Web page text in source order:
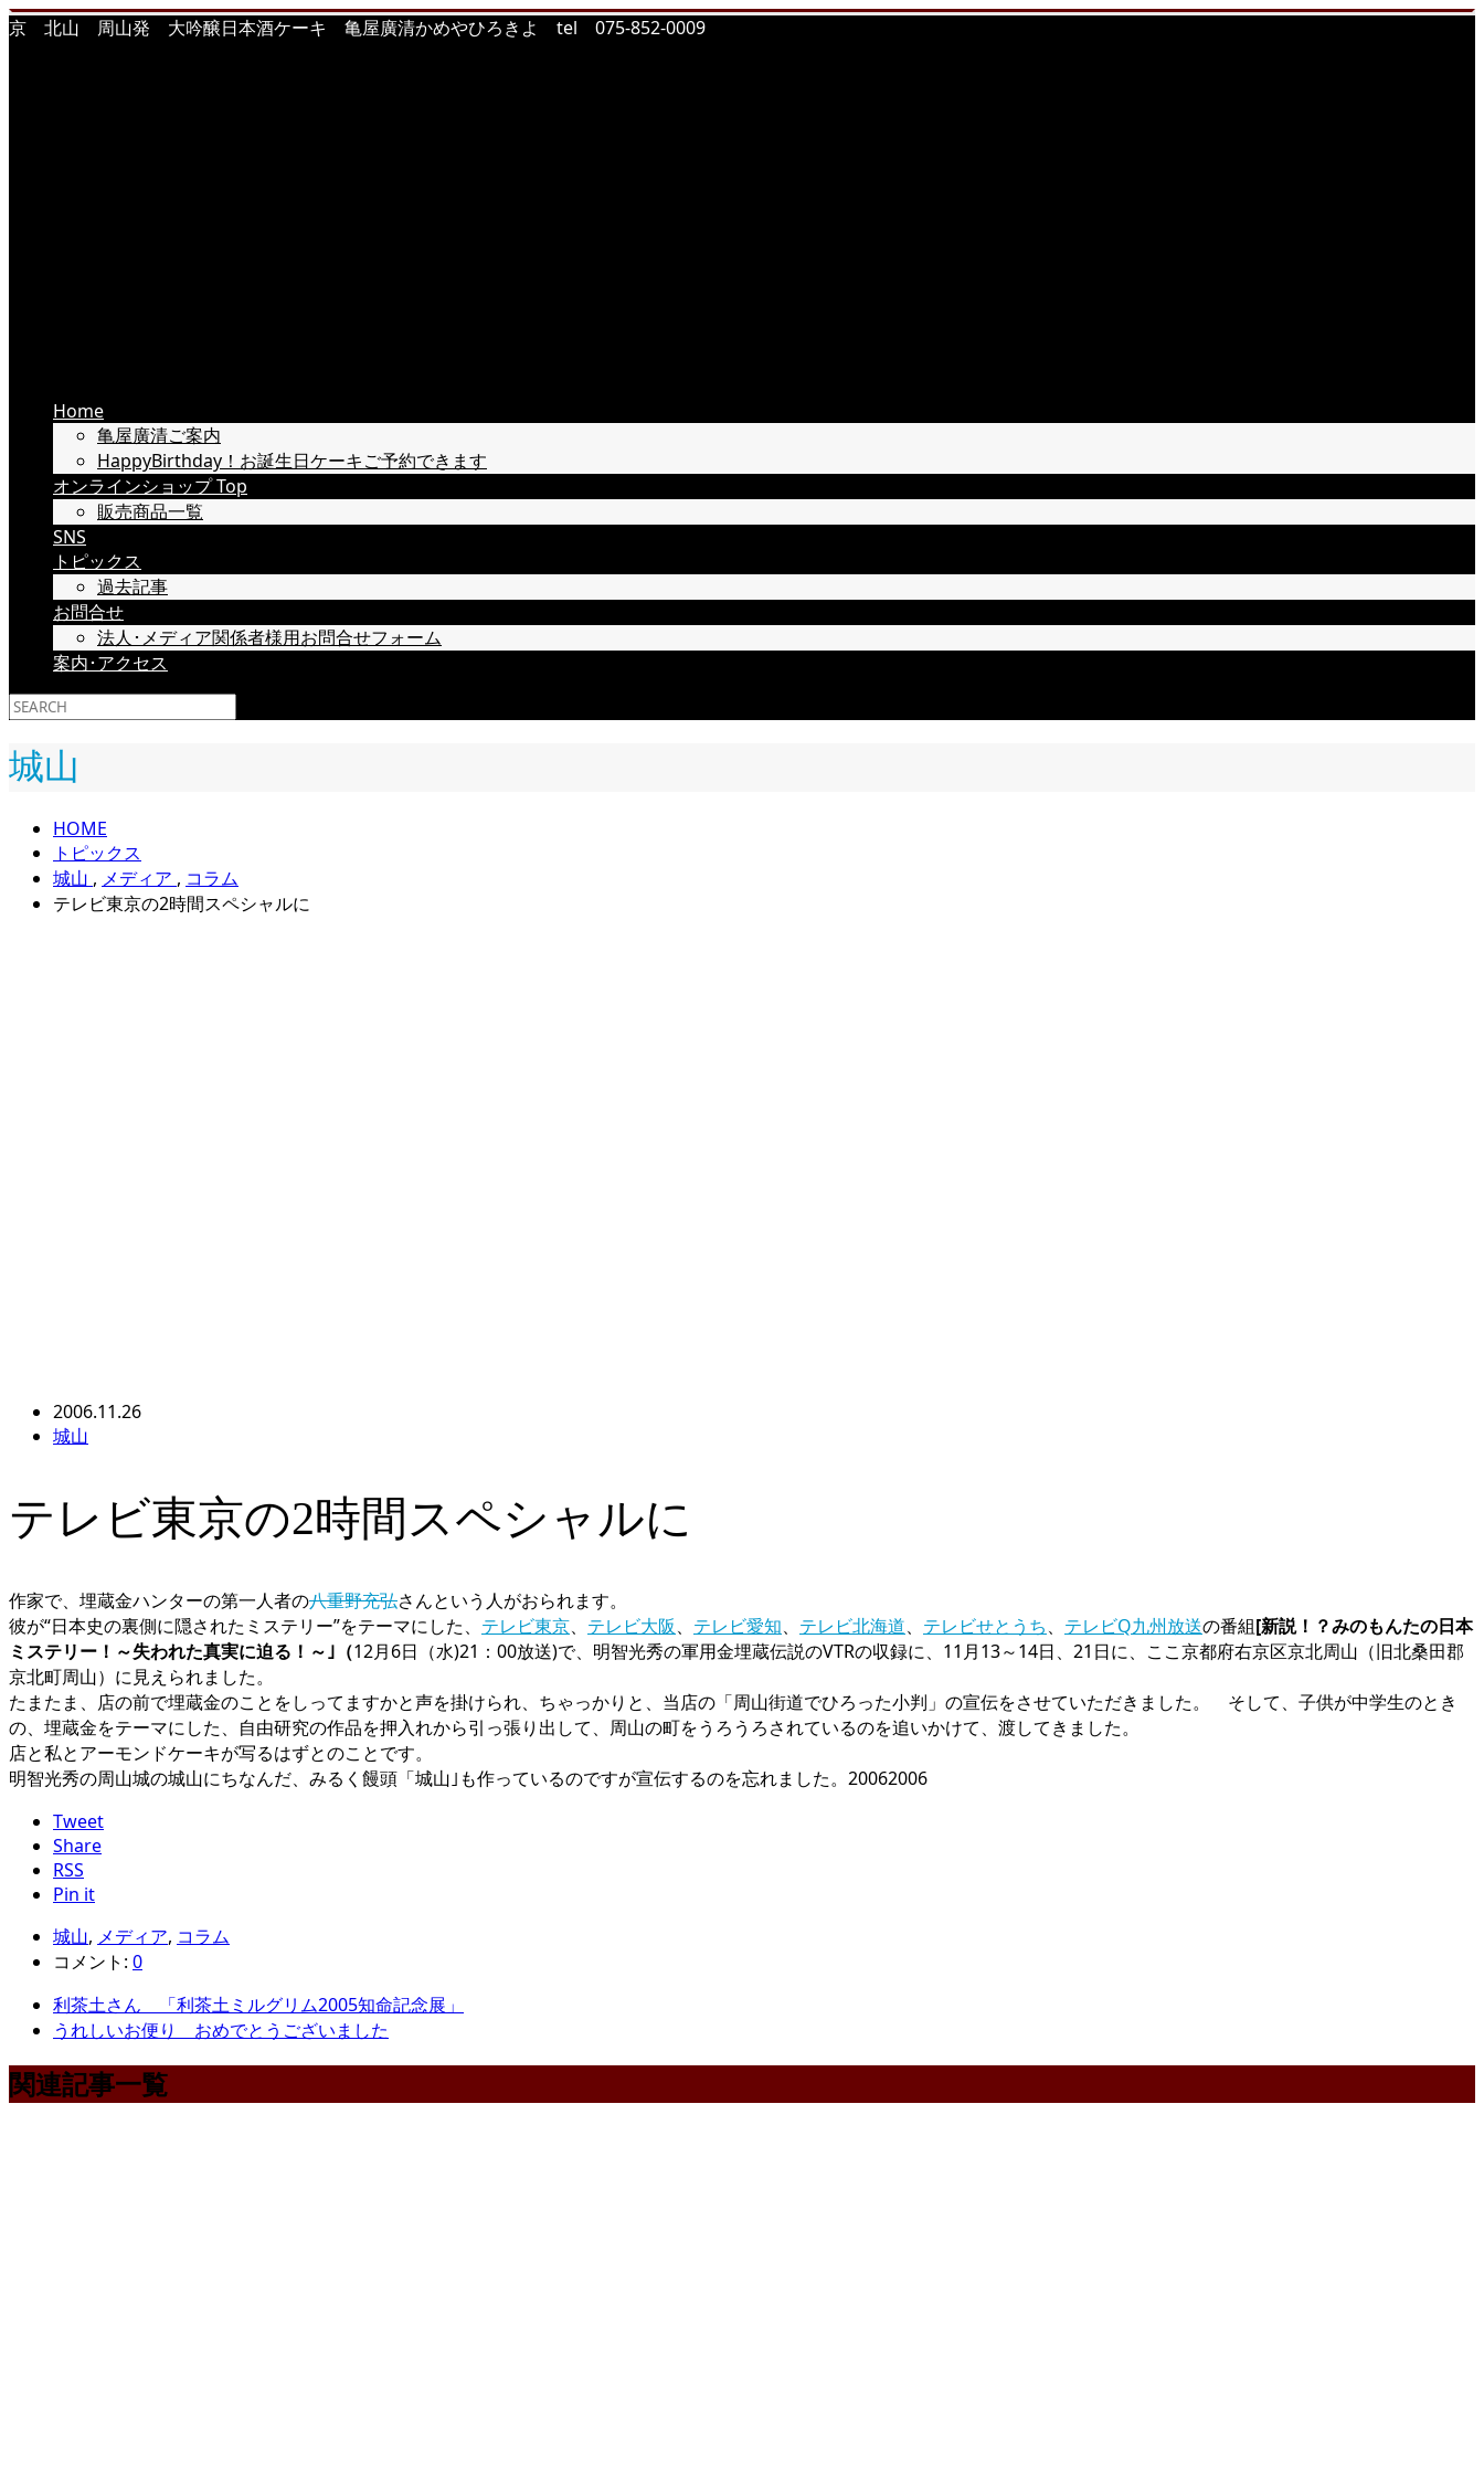
京 北山 周山発 大吟醸日本酒ケーキ 亀屋廣清かめやひろきよ tel 075-852-0009
Home
亀屋廣清ご案内
HappyBirthday！お誕生日ケーキご予約できます
オンラインショップ Top
販売商品一覧
SNS
トピックス
過去記事
お問合せ
法人･メディア関係者様用お問合せフォーム
案内･アクセス
城山
HOME
トピックス
城山 , メディア , コラム
テレビ東京の2時間スペシャルに
2006.11.26
城山
テレビ東京の2時間スペシャルに
作家で、埋蔵金ハンターの第一人者の八重野充弘さんという人がおられます。
彼が“日本史の裏側に隠されたミステリー”をテーマにした、 テレビ東京、 テレビ大阪、 テレビ愛知、 テレビ北海道、 テレビせとうち、 テレビQ九州放送の番組[新説！？みのもんたの日本
ミステリー！～失われた真実に迫る！～｣（12月6日（水)21：00放送)で、明智光秀の軍用金埋蔵伝説のVTRの収録に、11月13～14日、21日に、ここ京都府右京区京北周山（旧北桑田郡
京北町周山）に見えられました。
たまたま、店の前で埋蔵金のことをしってますかと声を掛けられ、ちゃっかりと、当店の「周山街道でひろった小判」の宣伝をさせていただきました。 そして、子供が中学生のとき
の、埋蔵金をテーマにした、自由研究の作品を押入れから引っ張り出して、周山の町をうろうろされているのを追いかけて、渡してきました。
店と私とアーモンドケーキが写るはずとのことです。
明智光秀の周山城の城山にちなんだ、みるく饅頭「城山｣も作っているのですが宣伝するのを忘れました。20062006
Tweet
Share
RSS
Pin it
城山, メディア, コラム
コメント: 0
利茶土さん 「利茶土ミルグリム2005知命記念展」
うれしいお便り おめでとうございました
関連記事一覧